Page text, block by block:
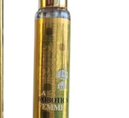
PERFUMES
BISUTERIA
BOLSOS Y MONEDEROS